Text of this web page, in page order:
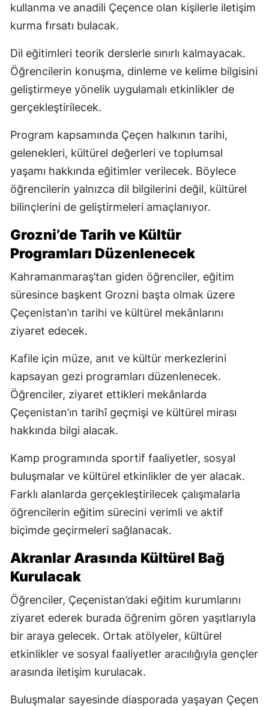
kullanma ve anadili Çeçence olan kişilerle iletişim
kurma fırsatı bulacak.
Dil eğitimleri teorik derslerle sınırlı kalmayacak.
Öğrencilerin konuşma, dinleme ve kelime bilgisini
geliştirmeye yönelik uygulamalı etkinlikler de
gerçekleştirilecek.
Program kapsamında Çeçen halkının tarihi,
gelenekleri, kültürel değerleri ve toplumsal
yaşamı hakkında eğitimler verilecek. Böylece
öğrencilerin yalnızca dil bilgilerini değil, kültürel
bilinçlerini de geliştirmeleri amaçlanıyor.
Grozni’de Tarih ve Kültür
Programları Düzenlenecek
Kahramanmaraş’tan giden öğrenciler, eğitim
süresince başkent Grozni başta olmak üzere
Çeçenistan’ın tarihi ve kültürel mekânlarını
ziyaret edecek.
Kafile için müze, anıt ve kültür merkezlerini
kapsayan gezi programları düzenlenecek.
Öğrenciler, ziyaret ettikleri mekânlarda
Çeçenistan’ın tarihî geçmişi ve kültürel mirası
hakkında bilgi alacak.
Kamp programında sportif faaliyetler, sosyal
buluşmalar ve kültürel etkinlikler de yer alacak.
Farklı alanlarda gerçekleştirilecek çalışmalarla
öğrencilerin eğitim sürecini verimli ve aktif
biçimde geçirmeleri sağlanacak.
Akranlar Arasında Kültürel Bağ
Kurulacak
Öğrenciler, Çeçenistan’daki eğitim kurumlarını
ziyaret ederek burada öğrenim gören yaşıtlarıyla
bir araya gelecek. Ortak atölyeler, kültürel
etkinlikler ve sosyal faaliyetler aracılığıyla gençler
arasında iletişim kurulacak.
Buluşmalar sayesinde diasporada yaşayan Çeçen